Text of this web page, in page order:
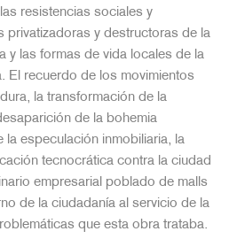
resistencias sociales y
privatizadoras y destructoras de la
y las formas de vida locales de la
El recuerdo de los movimientos
la transformación de la
de la bohemia
la especulación inmobiliaria, la
tecnocrática contra la ciudad
empresarial poblado de malls
de la ciudadanía al servicio de la
que esta obra trataba.